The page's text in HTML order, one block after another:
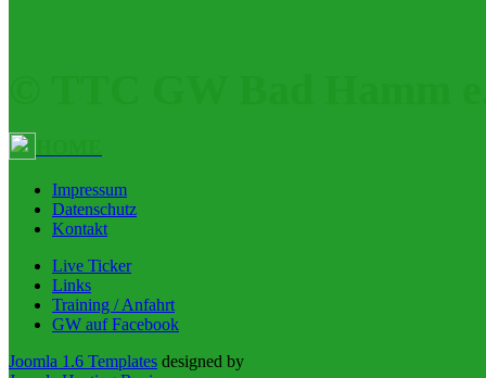
Impressum
Datenschutz
Kontakt
Live Ticker
Links
Training / Anfahrt
GW auf Facebook
Joomla 1.6 Templates designed by